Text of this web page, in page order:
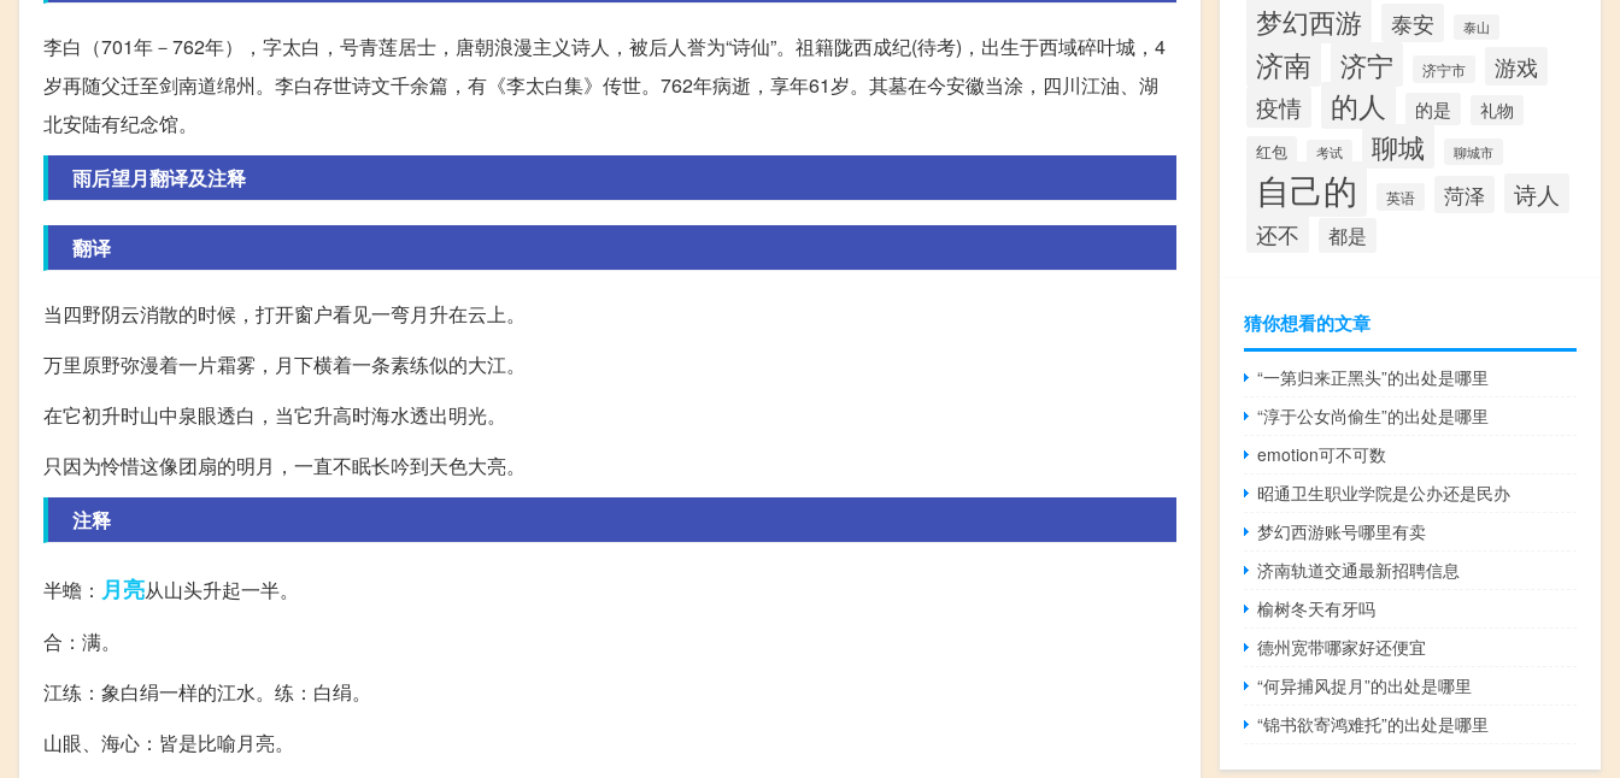
李白（701年－762年），字太白，号青莲居士，唐朝浪漫主义诗人，被后人誉为“诗仙”。祖籍陇西成纪(待考)，出生于西域碎叶城，4
岁再随父迁至剑南道绵州。李白存世诗文千余篇，有《李太白集》传世。762年病逝，享年61岁。其墓在今安徽当涂，四川江油、湖
北安陆有纪念馆。
雨后望月翻译及注释
翻译
当四野阴云消散的时候，打开窗户看见一弯月升在云上。
万里原野弥漫着一片霜雾，月下横着一条素练似的大江。
在它初升时山中泉眼透白，当它升高时海水透出明光。
只因为怜惜这像团扇的明月，一直不眠长吟到天色大亮。
注释
半蟾： 月亮从山头升起一半。
合：满。
江练：象白绢一样的江水。练：白绢。
山眼、海心：皆是比喻月亮。
梦幻西游 泰安 泰山
济南 济宁 济宁市 游戏
疫情 的人 的是
礼物
红包
考试 聊城 聊城市
自己的 英语 菏泽 诗人
还不 都是
猜你想看的文章
“一第归来正黑头”的出处是哪里
“淳于公女尚偷生”的出处是哪里
emotion可不可数
昭通卫生职业学院是公办还是民办
梦幻西游账号哪里有卖
济南轨道交通最新招聘信息
榆树冬天有牙吗
德州宽带哪家好还便宜
“何异捕风捉月”的出处是哪里
“锦书欲寄鸿难托”的出处是哪里